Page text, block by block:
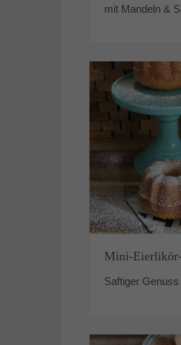
mit Mandeln &
Mini-
Saftiger Genuss